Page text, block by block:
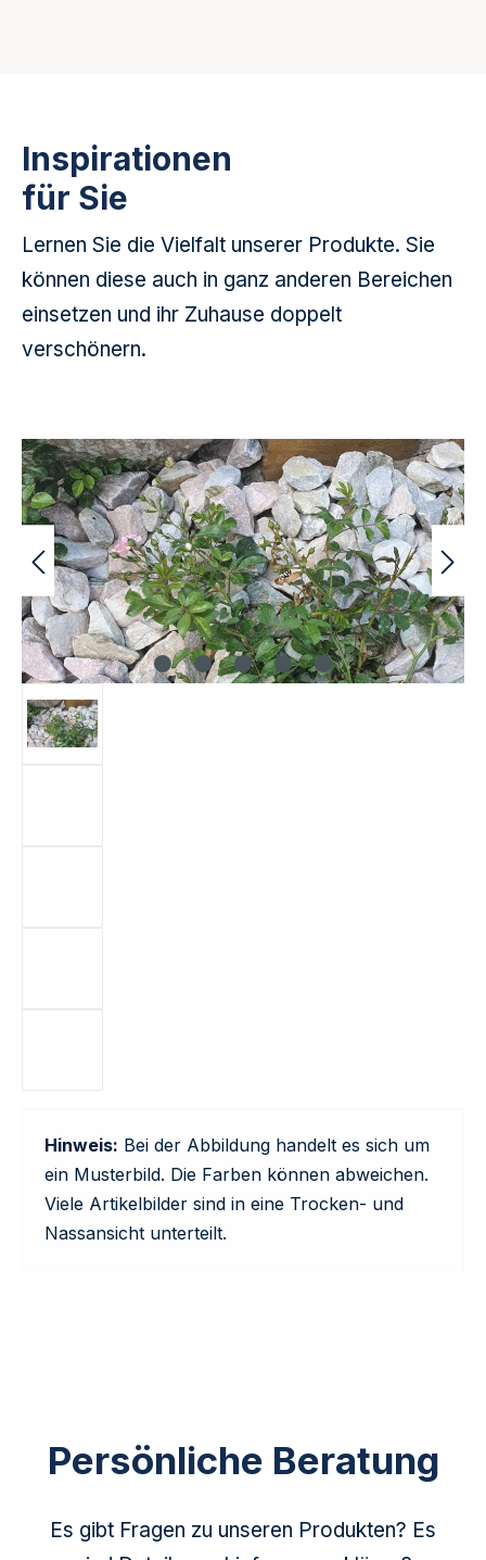
Inspirationen
für Sie
Lernen Sie die Vielfalt unserer Produkte. Sie
können diese auch in ganz anderen Bereichen
einsetzen und ihr Zuhause doppelt
verschönern.
Hinweis: Bei der Abbildung handelt es sich um
ein Musterbild. Die Farben können abweichen.
Viele Artikelbilder sind in eine Trocken- und
Nassansicht unterteilt.
Persönliche Beratung
Es gibt Fragen zu unseren Produkten? Es